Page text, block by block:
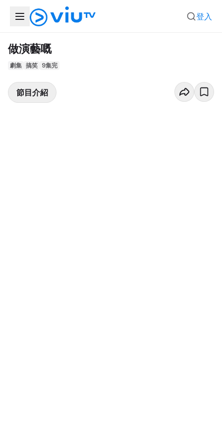
登入
做演藝嘅
劇集 搞笑 9集完
節目介紹